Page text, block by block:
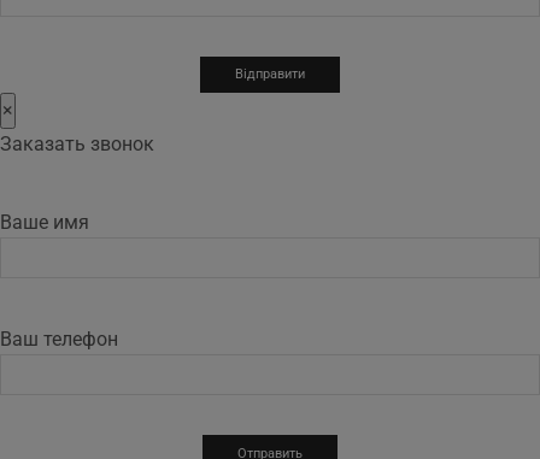
×
Заказать звонок
Ваше имя
Ваш телефон